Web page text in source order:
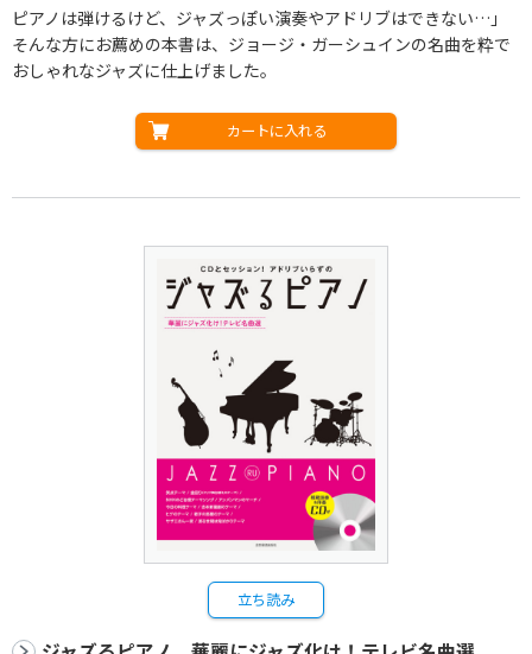
ピアノは弾けるけど、ジャズっぽい演奏やアドリブはできない…」
そんな方にお薦めの本書は、ジョージ・ガーシュインの名曲を粋で
おしゃれなジャズに仕上げました。
カートに入れる
立ち読み